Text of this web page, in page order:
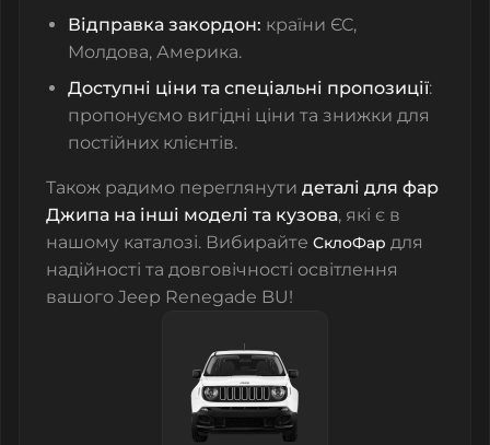
Відправка закордон: країни ЄС,
Молдова, Америка.
Доступні ціни та спеціальні пропозиції:
пропонуємо вигідні ціни та знижки для
постійних клієнтів.
Також радимо переглянути деталі для фар
Джипа на інші моделі та кузова, які є в
нашому каталозі. Вибирайте СклоФар для
надійності та довговічності освітлення
вашого Jeep Renegade BU!